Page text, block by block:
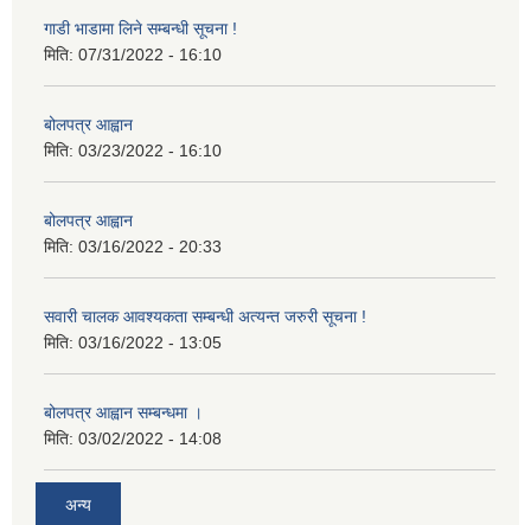
गाडी भाडामा लिने सम्बन्धी सूचना !
मिति: 07/31/2022 - 16:10
बोलपत्र आह्वान
मिति: 03/23/2022 - 16:10
बोलपत्र आह्वान
मिति: 03/16/2022 - 20:33
सवारी चालक आवश्यकता सम्बन्धी अत्यन्त जरुरी सूचना !
मिति: 03/16/2022 - 13:05
बोलपत्र आह्वान सम्बन्धमा ।
मिति: 03/02/2022 - 14:08
अन्य